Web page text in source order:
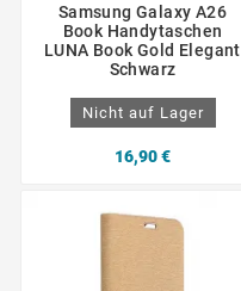
Samsung Galaxy A26
Book Handytaschen
LUNA Book Gold Elegant
Schwarz
Nicht auf Lager
16,90 €